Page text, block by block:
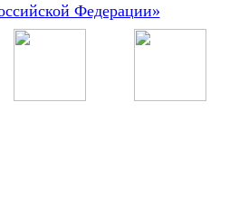
Федерации»